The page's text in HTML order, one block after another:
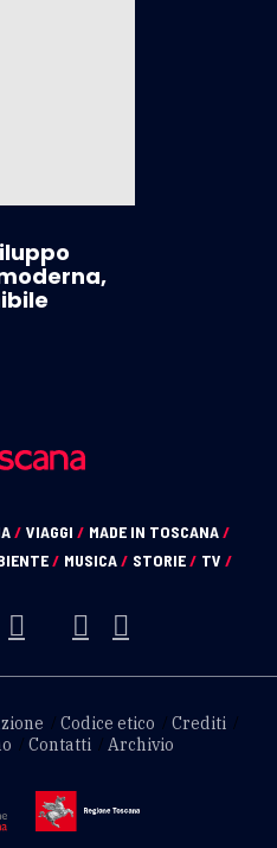
/ VIAGGI / MADE IN TOSCANA/
/ MUSICA/ STORIE/ TV /
Codice etico
Crediti
Contatti Archivio